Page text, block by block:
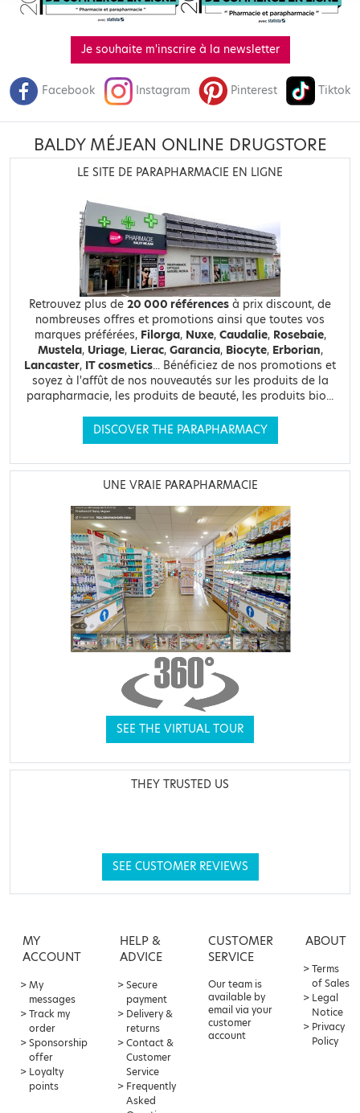
Je souhaite m'inscrire à la newsletter
Facebook Instagram Pinterest Tiktok
BALDY MÉJEAN ONLINE DRUGSTORE
LE SITE DE PARAPHARMACIE EN LIGNE
Retrouvez plus de 20 000 références à prix discount, de
nombreuses offres et promotions ainsi que toutes vos
marques préférées, Filorga, Nuxe, Caudalie, Rosebaie,
Mustela, Uriage, Lierac, Garancia, Biocyte, Erborian,
Lancaster, IT cosmetics... Bénéficiez de nos promotions et
soyez à l'affût de nos nouveautés sur les produits de la
parapharmacie, les produits de beauté, les produits bio...
DISCOVER THE PARAPHARMACY
UNE VRAIE PARAPHARMACIE
SEE THE VIRTUAL TOUR
THEY TRUSTED US
SEE CUSTOMER REVIEWS
MY
ACCOUNT
My
messages
Track my
order
Sponsorship
offer
Loyalty
points
HELP &
ADVICE
Secure
payment
Delivery &
returns
Contact &
Customer
Service
Frequently
Asked
CUSTOMER
SERVICE
Our team is
available by
email via your
customer
account
ABOUT
Terms
of Sales
Legal
Notice
Privacy
Policy